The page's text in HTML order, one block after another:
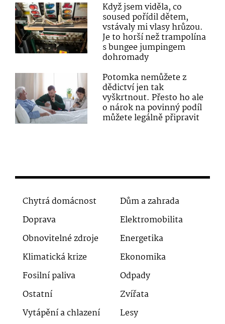
Když jsem viděla, co
soused pořídil dětem,
vstávaly mi vlasy hrůzou.
Je to horší než trampolína
s bungee jumpingem
dohromady
Potomka nemůžete z
dědictví jen tak
vyškrtnout. Přesto ho ale
o nárok na povinný podíl
můžete legálně připravit
Chytrá domácnost
Dům a zahrada
Doprava
Elektromobilita
Obnovitelné zdroje
Energetika
Klimatická krize
Ekonomika
Fosilní paliva
Odpady
Ostatní
Zvířata
Vytápění a chlazení
Lesy